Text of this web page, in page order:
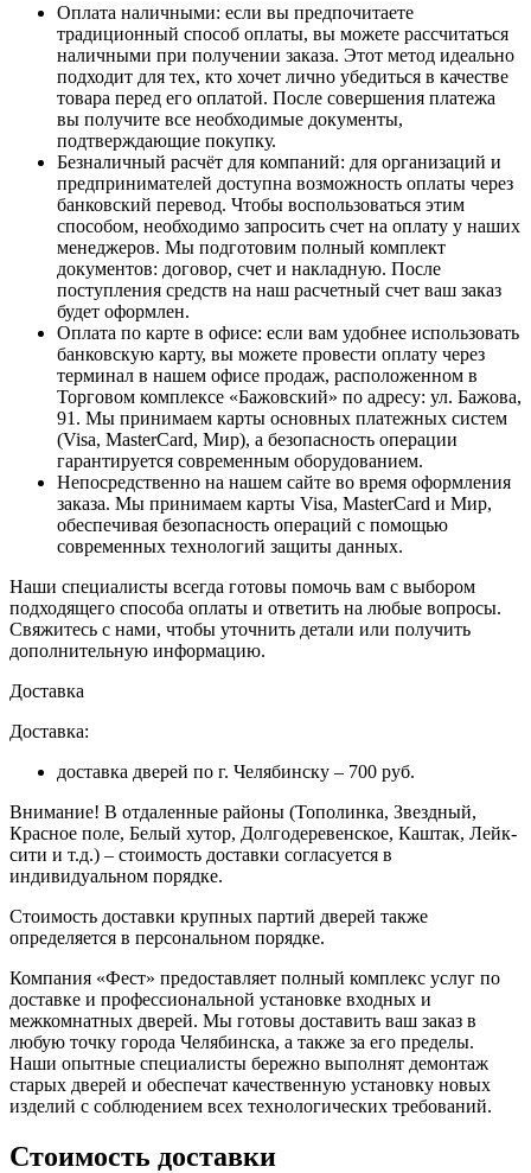
Оплата наличными: если вы предпочитаете
традиционный способ оплаты, вы можете рассчитаться
наличными при получении заказа. Этот метод идеально
подходит для тех, кто хочет лично убедиться в качестве
товара перед его оплатой. После совершения платежа
вы получите все необходимые документы,
подтверждающие покупку.
Безналичный расчёт для компаний: для организаций и
предпринимателей доступна возможность оплаты через
банковский перевод. Чтобы воспользоваться этим
способом, необходимо запросить счет на оплату у наших
менеджеров. Мы подготовим полный комплект
документов: договор, счет и накладную. После
поступления средств на наш расчетный счет ваш заказ
будет оформлен.
Оплата по карте в офисе: если вам удобнее использовать
банковскую карту, вы можете провести оплату через
терминал в нашем офисе продаж, расположенном в
Торговом комплексе «Бажовский» по адресу: ул. Бажова,
91. Мы принимаем карты основных платежных систем
(Visa, MasterCard, Мир), а безопасность операции
гарантируется современным оборудованием.
Непосредственно на нашем сайте во время оформления
заказа. Мы принимаем карты Visa, MasterCard и Мир,
обеспечивая безопасность операций с помощью
современных технологий защиты данных.
Наши специалисты всегда готовы помочь вам с выбором
подходящего способа оплаты и ответить на любые вопросы.
Свяжитесь с нами, чтобы уточнить детали или получить
дополнительную информацию.
Доставка
Доставка:
доставка дверей по г. Челябинску – 700 руб.
Внимание! В отдаленные районы (Тополинка, Звездный,
Красное поле, Белый хутор, Долгодеревенское, Каштак, Лейк-
сити и т.д.) – стоимость доставки согласуется в
индивидуальном порядке.
Стоимость доставки крупных партий дверей также
определяется в персональном порядке.
Компания «Фест» предоставляет полный комплекс услуг по
доставке и профессиональной установке входных и
межкомнатных дверей. Мы готовы доставить ваш заказ в
любую точку города Челябинска, а также за его пределы.
Наши опытные специалисты бережно выполнят демонтаж
старых дверей и обеспечат качественную установку новых
изделий с соблюдением всех технологических требований.
Стоимость доставки